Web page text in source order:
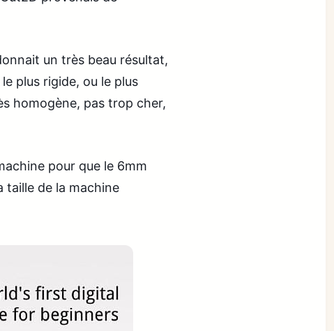
un très beau résultat,
plus rigide, ou le plus
homogène, pas trop cher,
pour que le 6mm
taille de la machine